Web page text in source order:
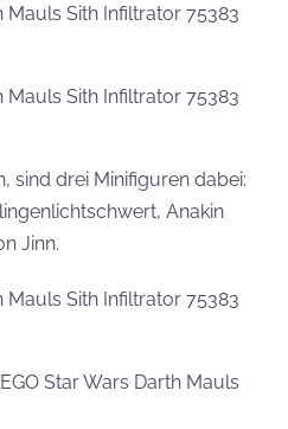
sind drei Minifiguren dabei:
Anakin
Jinn.
Star Wars Darth Mauls